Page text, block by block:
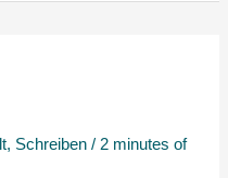
, Schreiben /2 minutes of